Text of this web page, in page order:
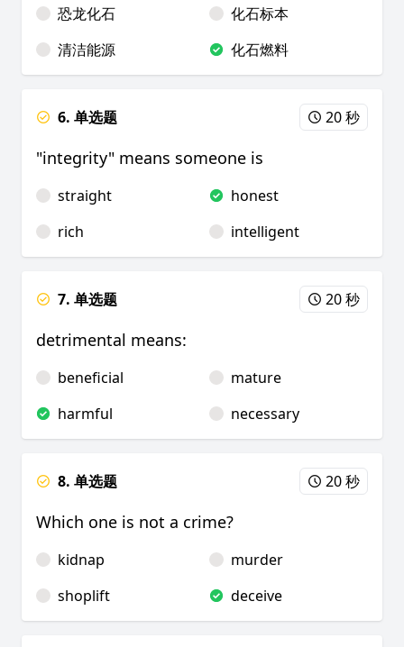
恐龙化石
化石标本
清洁能源
化石燃料
6. 单选题 20 秒
"integrity" means someone is
straight
honest
rich
intelligent
7. 单选题 20 秒
detrimental means:
beneficial
mature
harmful
necessary
8. 单选题 20 秒
Which one is not a crime?
kidnap
murder
shoplift
deceive